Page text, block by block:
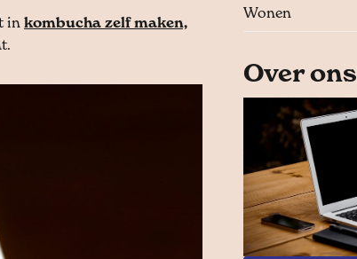
in kombucha zelf maken,
Wonen
Over ons